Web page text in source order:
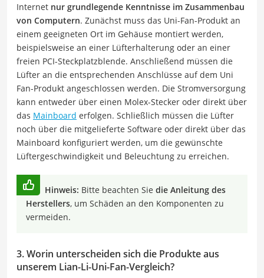
Internet nur grundlegende Kenntnisse im Zusammenbau
von Computern. Zunächst muss das Uni-Fan-Produkt an
einem geeigneten Ort im Gehäuse montiert werden,
beispielsweise an einer Lüfterhalterung oder an einer
freien PCI-Steckplatzblende. Anschließend müssen die
Lüfter an die entsprechenden Anschlüsse auf dem Uni
Fan-Produkt angeschlossen werden. Die Stromversorgung
kann entweder über einen Molex-Stecker oder direkt über
das Mainboard erfolgen. Schließlich müssen die Lüfter
noch über die mitgelieferte Software oder direkt über das
Mainboard konfiguriert werden, um die gewünschte
Lüftergeschwindigkeit und Beleuchtung zu erreichen.
Hinweis: Bitte beachten Sie die Anleitung des
Herstellers, um Schäden an den Komponenten zu
vermeiden.
3. Worin unterscheiden sich die Produkte aus
unserem Lian-Li-Uni-Fan-Vergleich?